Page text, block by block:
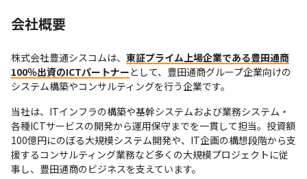
会社概要
株式会社豊通シスコムは、 東証プライム上場企業である豊田通商
100％出資のICTパートナーとして、豊田通商グループ企業向けの
システム構築やコンサルティングを行う企業です。
当社は、ITインフラの構築や基幹システムおよび業務システム・
各種ICTサービスの開発から運用保守までを一貫して担当。投資額
100億円にのぼる大規模システム開発や、IT企画の構想段階から支
援するコンサルティング業務など多くの大規模プロジェクトに従
事し、豊田通商のビジネスを支えています。